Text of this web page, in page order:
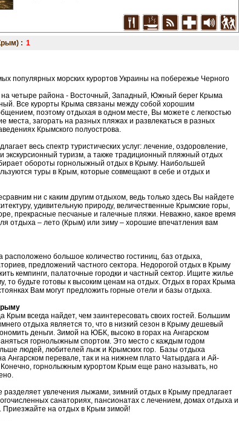
: 1
популярных морских курортов Украины на побережье Черного
на четыре района - Восточный, Западный, Южный берег Крыма
Все курорты Крыма связаны между собой хорошим
поэтому отдыхая в одном месте, Вы можете с легкостью
места, загорать на разных пляжах и развлекаться в разных
Крымского полуострова.
весь спектр туристических услуг: лечение, оздоровление,
экскурсионный туризм, а также традиционный пляжный отдых
обороты горнолыжный отдых в Крыму. Наибольшей
туры в Крым, которые совмещают в себе и отдых и
ни с каким другим отдыхом, ведь только здесь Вы найдете
удивительную природу, величественные Крымские горы,
прекрасные песчаные и галечные пляжи. Неважно, какое время
отдыха – лето (Крым) или зиму – хорошие впечатления вам
расположено большое количество гостиниц, баз отдыха,
предложений частного сектора. Недорогой отдых в Крыму
кемпинги, палаточные городки и частный сектор. Ищите жилье
то будьте готовы к высоким ценам на отдых. Отдых в горах Крыма
Вам могут предложить горные отели и базы отдыха.
Крым всегда найдет, чем заинтересовать своих гостей. Большим
отдыха является то, что в низкий сезон в Крыму дешевый
деньги. Зимой на ЮБК, высоко в горах на Ангарском
горнолыжным спортом. Это место с каждым годом
людей, любителей лыж и Крымских гор. Базы отдыха
Ангарском перевале, так и на нижнем плато Чатырдага и Ай-
горнолыжным курортом Крым еще рано называть, но
разделяет увлечения лыжами, зимний отдых в Крыму предлагает
санаториях, пансионатах с лечением, домах отдыха и
Приезжайте на отдых в Крым зимой!